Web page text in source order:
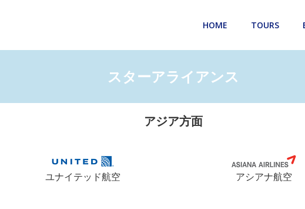
HOME TOURS
スターアライアンス
アジア方面
ユナイテッド航空 アシアナ航空